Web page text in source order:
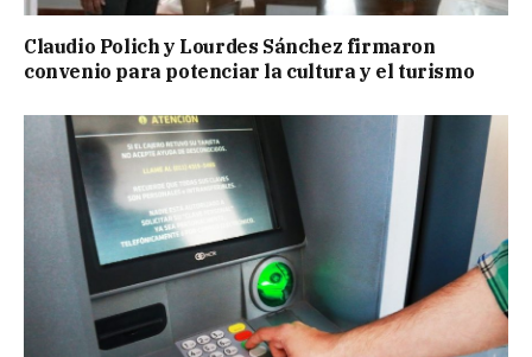
Claudio Polich y Lourdes Sánchez firmaron
convenio para potenciar la cultura y el turismo